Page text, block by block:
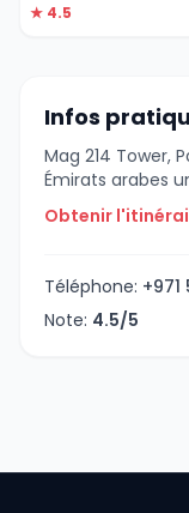
★ 4.5
Infos
Mag 214 Tower,
Émirats arabes
Obtenir
Téléphone: +971
Note: 4.5/5